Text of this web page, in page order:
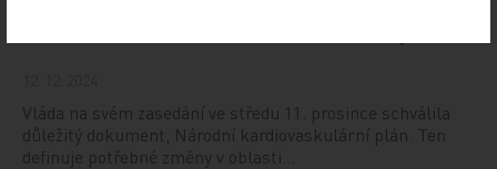
Vláda na svém zasedání ve středu 11. prosince schválila
důležitý dokument, Národní kardiovaskulární plán. Ten
definuje potřebné změny v oblasti…